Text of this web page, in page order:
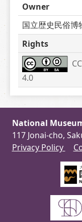
Owner
国立歴史民俗博
Rights
4.0
National
117 Jonai-cho,
Privacy Policy